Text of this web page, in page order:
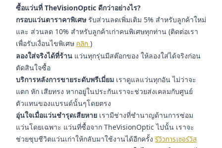
ซื้อแว่นที่ TheVisionOptic ดีกว่าอย่างไร?
กรอบแว่นตาราคาพิเศษ รับส่วนลดเพิ่มเติม 5% สำหรับลูกค้าใหม่
และ ส่วนลด 10% สำหรับลูกค้าเก่าคนพิเศษทุกท่าน (ติดต่อเรา
เพื่อรับเงื่อนไขพิเศษ คลิก )
ลองใส่จริงได้ที่ร้าน แว่นทุกรุ่นมีสต๊อกของ ให้ลองใส่ได้จริงก่อน
ตัดสินใจซื้อ
บริการหลังการขายระดับพรีเมี่ยม เราดูแลแว่นทุกอัน ไม่ว่าจะ
แตก หัก เสียทรง หากอยู่ในประกันเราจะช่วยส่งเคลมกับศูนย์
ตัวแทนของแบรนด์นั้นๆโดยตรง
อุ่นใจเมื่อแว่นชำรุดเสียหาย เรามีช่างที่ชำนาญด้านการซ่อม
แว่นโดยเฉพาะ แว่นที่ซื้อจาก TheVisionOptic ไปนั้น เราจะ
ช่วยชุบชีวิตแว่นเก่าให้กลับมาใช้งานได้อีกครั้ง รีวิวการเซอร์วิส